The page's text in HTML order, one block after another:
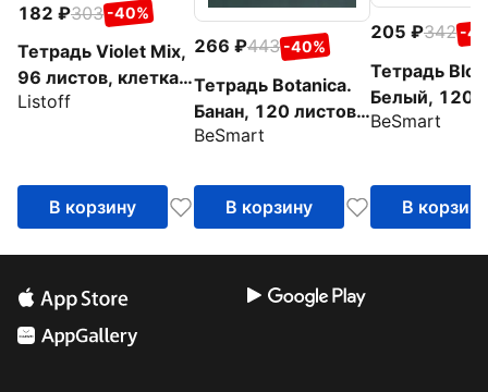
182 303 -40%
Тетрадь Violet Mix,
96 листов, клетка,
в ассортименте
Listoff
В корзину
266 443 -40%
Тетрадь Botanica.
Банан, 120 листов,
клетка
BeSmart
В корзину
205 342 -
Тетрадь
Белый, 120
клетка
BeSmart
В корзину